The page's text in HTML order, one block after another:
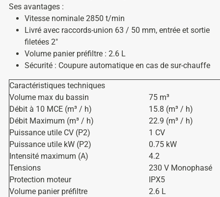
Ses avantages :
Vitesse nominale 2850 t/min
Livré avec raccords-union 63 / 50 mm, entrée et sortie
filetées 2″
Volume panier préfiltre : 2.6 L
Sécurité : Coupure automatique en cas de sur-chauffe
Caractéristiques techniques
Volume max du bassin
75 m³
Débit à 10 MCE (m³ / h)
15.8 (m³ / h)
Débit Maximum (m³ / h)
22.9 (m³ / h)
Puissance utile CV (P2)
1 CV
Puissance utile kW (P2)
0.75 kW
Intensité maximum (A)
4.2
Tensions
230 V Monophasé
Protection moteur
IPX5
Volume panier préfiltre
2.6 L